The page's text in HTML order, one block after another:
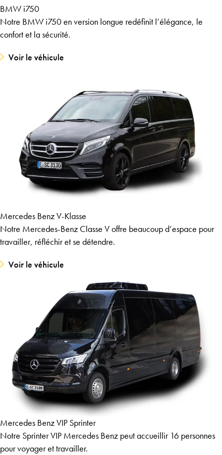
BMW i750
Notre BMW i750 en version longue redéfinit l’élégance, le
confort et la sécurité.
Voir le véhicule
Mercedes Benz V-Klasse
Notre Mercedes-Benz Classe V offre beaucoup d’espace pour
travailler, réfléchir et se détendre.
Voir le véhicule
Mercedes Benz VIP Sprinter
Notre Sprinter VIP Mercedes Benz peut accueillir 16 personnes
pour voyager et travailler.